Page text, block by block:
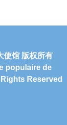
使馆 版权所有
populaire de
Reserved